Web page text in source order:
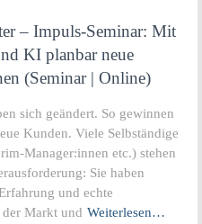
– Impuls-Seminar: Mit
KI planbar neue
(Seminar | Online)
sich geändert. So gewinnen
Kunden. Viele Selbständige
Manager:innen etc.) stehen
Sie haben
und echte
Markt und Weiterlesen…